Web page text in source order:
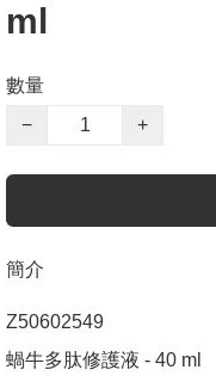
ml
數量
−
+
簡介
Z50602549
蝸牛多肽修護液 - 40 ml